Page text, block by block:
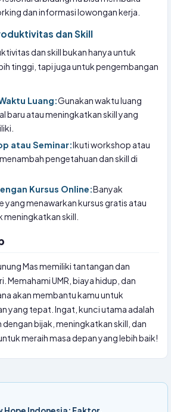
dan informasi lowongan kerja.
dan Skill
dan skill bukan hanya untuk
tinggi, tapi juga untuk pengembangan
Luang:Gunakan waktu luang
baru atau meningkatkan skill yang
atau Seminar:Ikuti workshop atau
pengetahuan dan skill di
Kursus Online:Banyak
yang menawarkan kursus gratis atau
meningkatkan skill.
Mas memiliki tantangan dan
Memahami UMR, biaya hidup, dan
akan membantu kamu untuk
yang tepat. Ingat, kunci utama adalah
bijak, meningkatkan skill, dan
meraih masa depan yang lebih baik!